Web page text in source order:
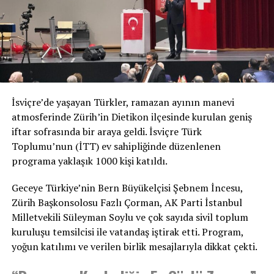
aile yaralandı
2016’da Flumserberg’de bir koltuk düştü, nedeni
yine kelepçe arızası olarak açıklandı
Uzmanlar: Sistem genelde güvenli
Teleferik uzmanı Reto Canale, kelepçenin sistemin en
önemli parçalarından biri olduğunu belirterek, “Bu
parçalar günde milyonlarca kez çalışır ve genelde
güvenlidir” dedi.
durumunda gondolun halata tam bağlanmadan hareket
edebileceğini ve bunun kazaya yol açabileceğini ifade
etti.
Soruşturma sürüyor
İsviçre’de yaşayan Türkler, ramazan ayının manevi
atmosferinde Zürih’in Dietikon ilçesinde kurulan geniş
iftar sofrasında bir araya geldi. İsviçre Türk
Toplumu’nun (İTT) ev sahipliğinde düzenlenen
programa yaklaşık 1000 kişi katıldı.
Geceye Türkiye’nin Bern Büyükelçisi Şebnem İncesu,
Zürih Başkonsolosu Fazlı Çorman, AK Parti İstanbul
Milletvekili Süleyman Soylu ve çok sayıda sivil toplum
kuruluşu temsilcisi ile vatandaş iştirak etti. Program,
yoğun katılımı ve verilen birlik mesajlarıyla dikkat çekti.